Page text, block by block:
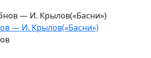
— И. Крылов(«Басни»)